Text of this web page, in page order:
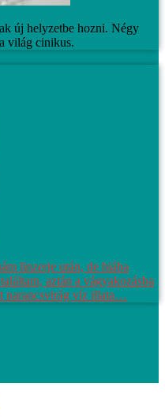
új helyzetbe hozni. Négy
világ cinikus.
linzerje után, de hiába
aztán a vágyakozásba
narancsvirág víz illata…